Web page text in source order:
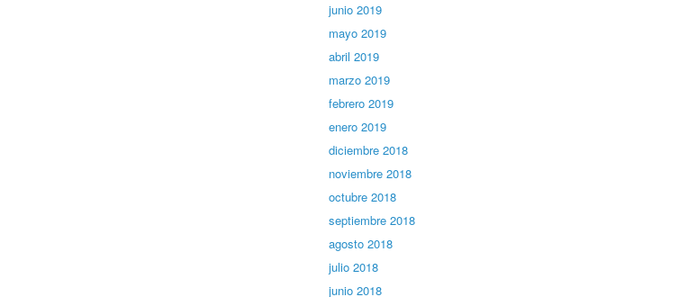
junio 2019
mayo 2019
abril 2019
marzo 2019
febrero 2019
enero 2019
diciembre 2018
noviembre 2018
octubre 2018
septiembre 2018
agosto 2018
julio 2018
junio 2018